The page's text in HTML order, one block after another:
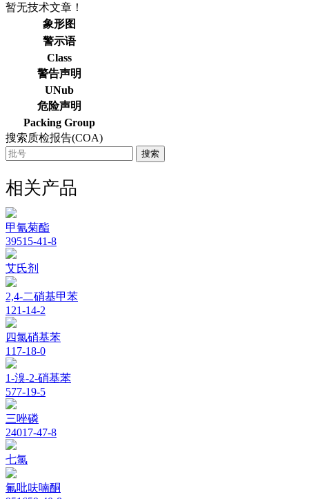
暂无技术文章！
象形图
警示语
Class
警告声明
UNub
危险声明
Packing Group
搜索质检报告(COA)
搜索
相关产品
甲氰菊酯
39515-41-8
艾氏剂
2,4-二硝基甲苯
121-14-2
四氯硝基苯
117-18-0
1-溴-2-硝基苯
577-19-5
三唑磷
24017-47-8
七氯
氟吡呋喃酮